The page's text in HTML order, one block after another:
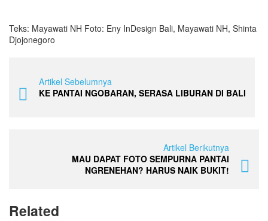
Teks: Mayawati NH Foto: Eny InDesign Bali, Mayawati NH, Shinta
Djojonegoro
Artikel Sebelumnya
KE PANTAI NGOBARAN, SERASA LIBURAN DI BALI
Artikel Berikutnya
MAU DAPAT FOTO SEMPURNA PANTAI
NGRENEHAN? HARUS NAIK BUKIT!
Related